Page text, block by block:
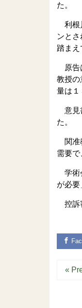
た。
利根
ンと
踏ま
原告
教授の
量は１
意見
た。
関准
需要
学術
が必要
控訴
«